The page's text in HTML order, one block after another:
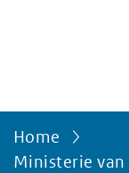
Home
Ministerie